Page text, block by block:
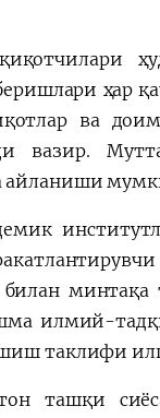
ҳар
ва
вазир.
айланиши
минтақа
илмий-
таклифи
ташқи